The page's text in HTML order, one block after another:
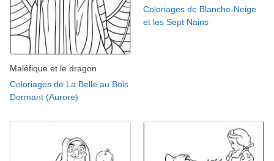
Maléfique et le dragon
Coloriages de La Belle au Bois
Dormant (Aurore)
Coloriages de Blanche-Neige
et les Sept Nains